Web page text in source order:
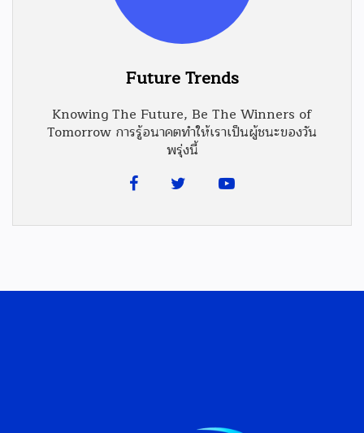
Future Trends
Knowing The Future, Be The Winners of
Tomorrow การรู้อนาคตทำให้เราเป็นผู้ชนะของวัน
พรุ่งนี้